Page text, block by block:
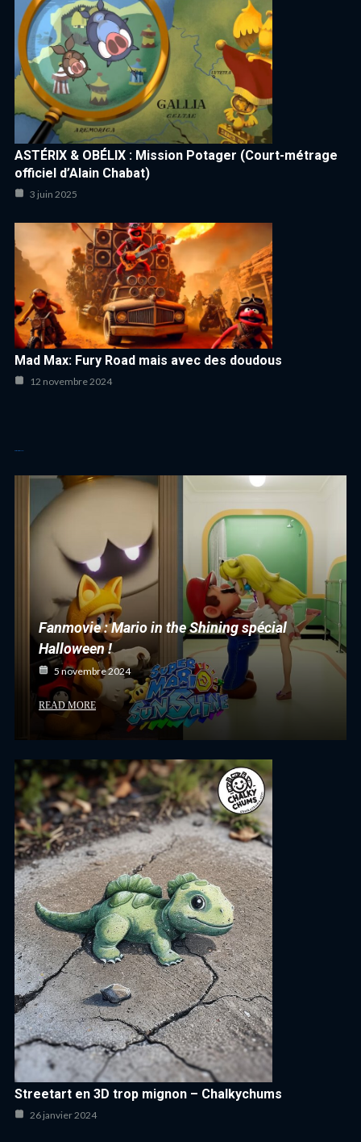
ASTÉRIX & OBÉLIX : Mission Potager (Court-métrage
officiel d’Alain Chabat)
3 juin 2025
Mad Max: Fury Road mais avec des doudous
12 novembre 2024
Fanmovie : Mario in the Shining spécial
Halloween !
5 novembre 2024
READ MORE
Streetart en 3D trop mignon – Chalkychums
26 janvier 2024